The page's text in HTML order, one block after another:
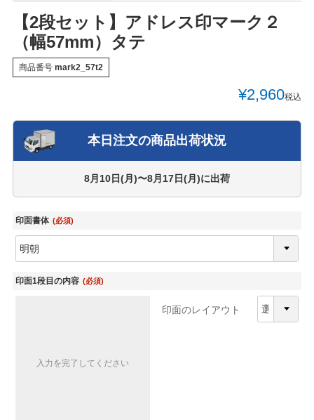
【2段セット】アドレス印マーク２
（幅57mm）タテ
商品番号 mark2_57t2
¥2,960税込
本日注文の商品出荷状況
8月10日(月)〜8月17日(月)に出荷
印面書体 (必須)
印面1段目の内容 (必須)
印面のレイアウト
入力を完了してください